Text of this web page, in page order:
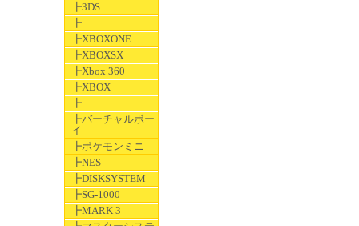
┣3DS
┣
┣XBOXONE
┣XBOXSX
┣Xbox 360
┣XBOX
┣
┣バーチャルボー
イ
┣ポケモンミニ
┣NES
┣DISKSYSTEM
┣SG-1000
┣MARK 3